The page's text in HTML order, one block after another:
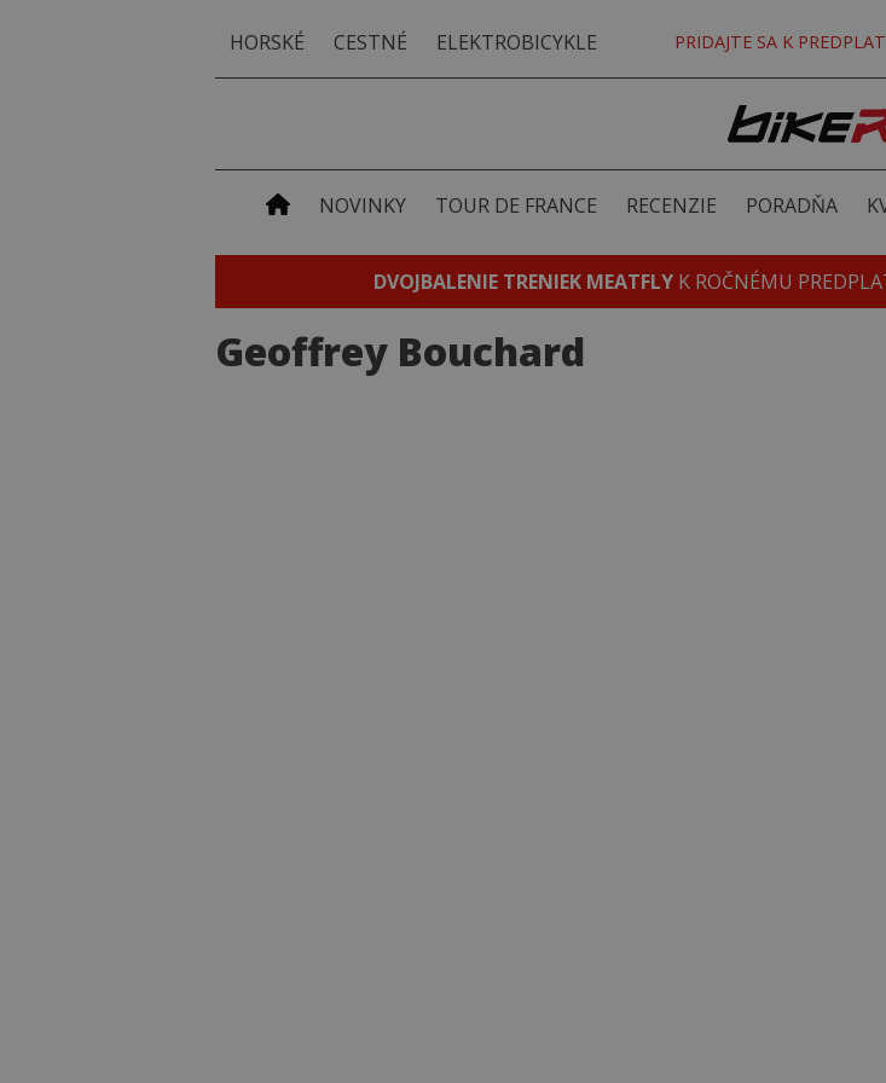
HORSKÉ CESTNÉ ELEKTROBICYKLE PRIDAJTE SA K
NOVINKY TOUR DE FRANCE RECENZIE PORADŇA
DVOJBALENIE TRENIEK MEATFLY K ROČNÉMU
Geoffrey Bouchard